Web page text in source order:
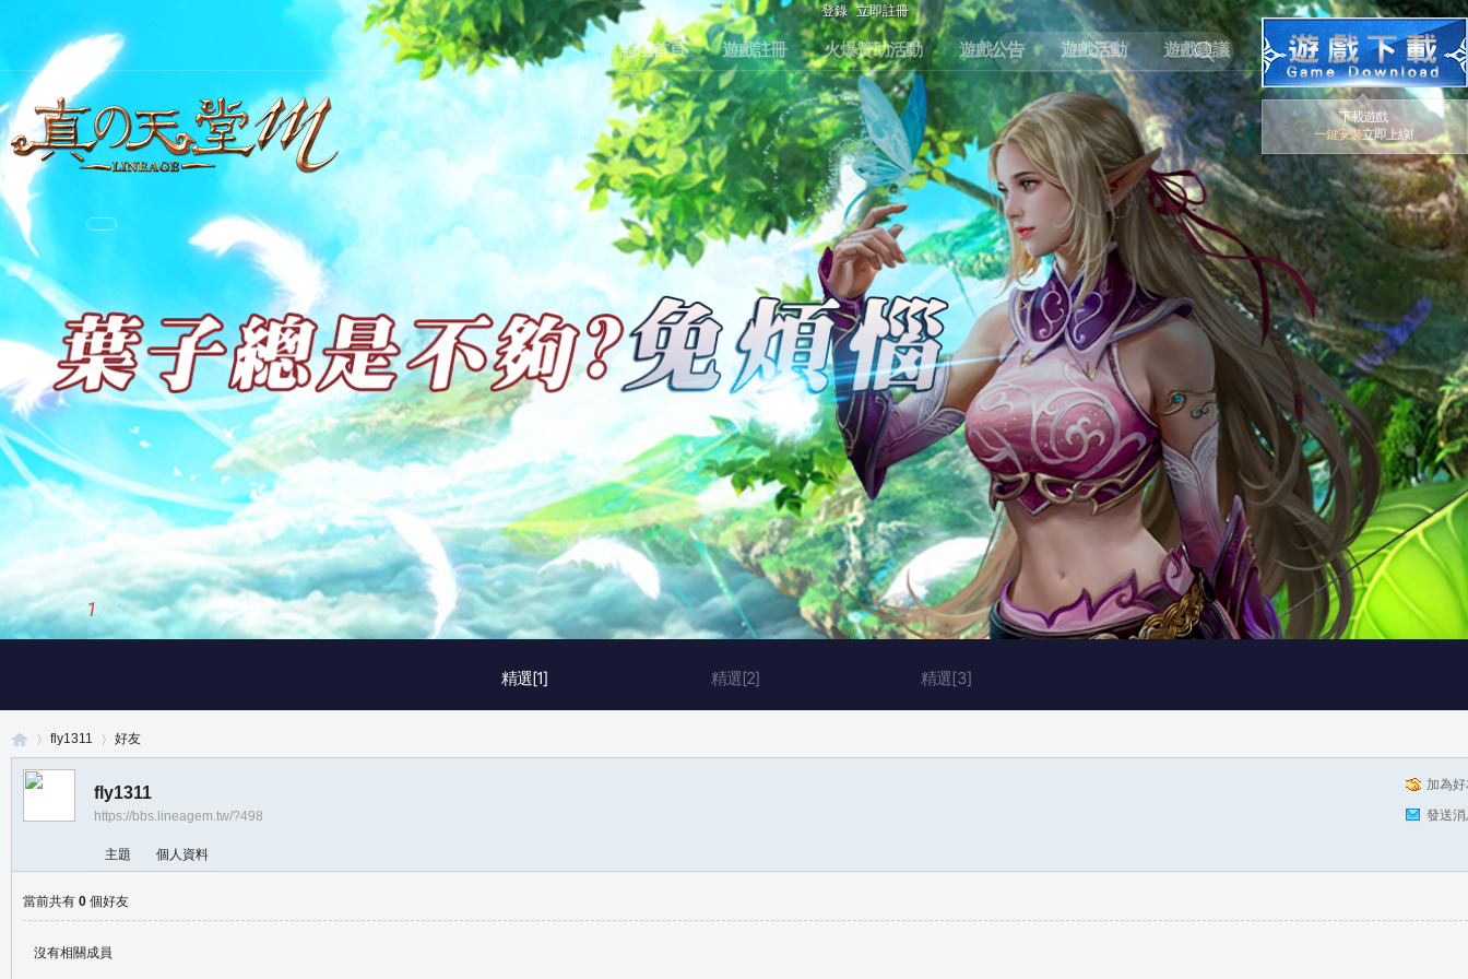
登錄 立即註冊
論壇首頁 遊戲註冊 火爆贊助活動 遊戲公告 遊戲活動 遊戲建議
下載遊戲
一鍵安裝立即上線!
精選[1] 精選[2] 精選[3]
1 / 3
fly1311 好友
加為
發送
fly1311
https://bbs.lineagem.tw/?498
主題 個人資料
當前共有 0 個好友
沒有相關成員